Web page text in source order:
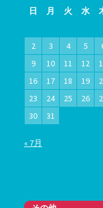
日
月 火 水
2
3 4 5
9
10 11 12
16
17 18 19
23
24 25 26
30
31
« 7月